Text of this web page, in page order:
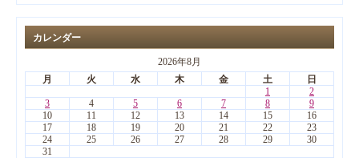
カレンダー
2026年8月
月
火 水 木 金 土
日
1
2
3
4 5 6 7 8
9
10
11 12 13 14 15
16
17
18 19 20 21 22
23
24
25 26 27 28 29
30
31